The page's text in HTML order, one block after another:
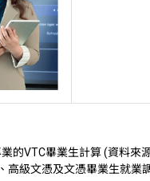
的VTC畢業生計算 (資料來
高級文憑及文憑畢業生就業